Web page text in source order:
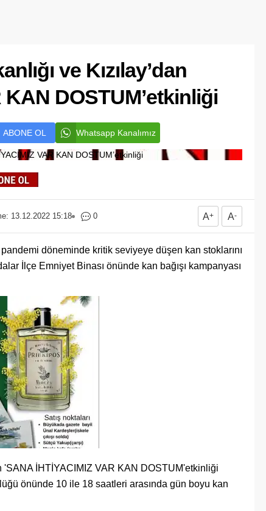
ve Kızılay’dan
KAN DOSTUM’etkinliği
ABONE OL Whatsapp Kanalımız
13.12.2022 15:18 0 A+ A-
döneminde kritik seviyeye düşen kan stoklarını
İlçe Emniyet Binası önünde kan bağışı kampanyası
önünde 10 ile 18 saatleri arasında gün boyu kan